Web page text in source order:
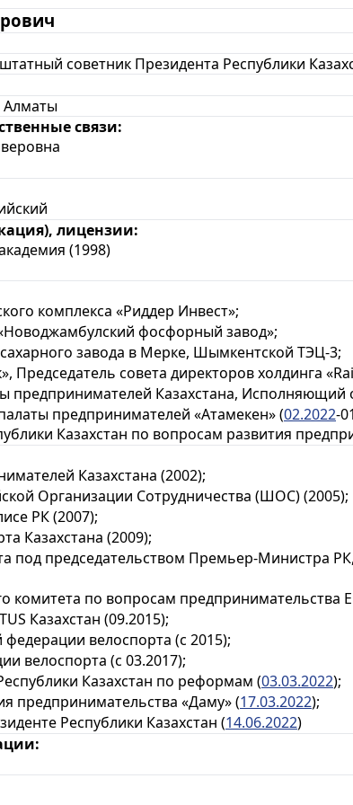
советник Президента Республики
Алматы
связи:
лицензии:
(1998)
комплекса «Риддер Инвест»;
фосфорный завод»;
завода в Мерке, Шымкентской ТЭЦ-3;
совета директоров холдинга
Казахстана, Исполняющий
предпринимателей «Атамекен» (02.2022-
Казахстан по вопросам развития
Казахстана (2002);
Организации Сотрудничества (ШОС) (2005);
РК (2007);
Казахстана (2009);
председательством Премьер-Министра
по вопросам предпринимательства
Казахстан (09.2015);
велоспорта (с 2015);
велоспорта (с 03.2017);
Казахстан по реформам (03.03.2022);
предпринимательства «Даму» (17.03.2022);
Республики Казахстан (14.06.2022)